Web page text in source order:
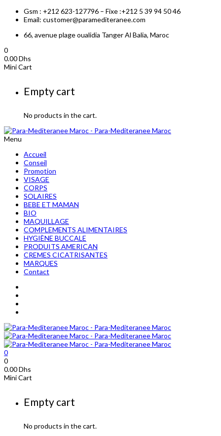
Gsm : +212 623-127796 – Fixe :+212 5 39 94 50 46
Email: customer@paramediteranee.com
66, avenue plage oualidia Tanger Al Balia, Maroc
0
0.00Dhs
Mini Cart
Empty cart
No products in the cart.
Menu
Accueil
Conseil
Promotion
VISAGE
CORPS
SOLAIRES
BEBE ET MAMAN
BIO
MAQUILLAGE
COMPLEMENTS ALIMENTAIRES
HYGIÈNE BUCCALE
PRODUITS AMERICAN
CREMES CICATRISANTES
MARQUES
Contact
0
0
0.00Dhs
Mini Cart
Empty cart
No products in the cart.